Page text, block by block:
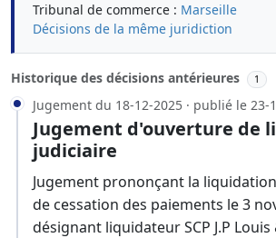
Tribunal de commerce : Marseille
Décisions de la même juridiction
Historique des décisions antérieures 1
Jugement du 18-12-2025 · publié le 23-
Jugement d'ouverture de
judiciaire
Jugement prononçant la
de cessation des paiements le 3
désignant liquidateur SCP J.P Louis